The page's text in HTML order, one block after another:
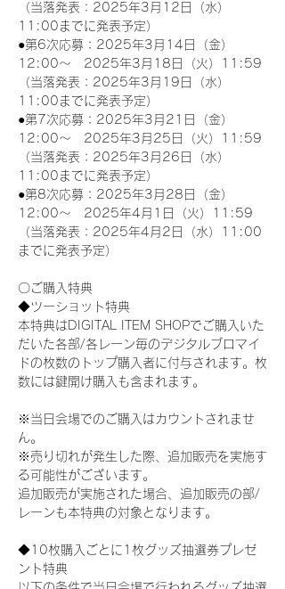
（当落発表：2025年3月12日（水）
11:00までに発表予定）
●第6次応募：2025年3月14日（金）
12:00～　2025年3月18日（火）11:59
（当落発表：2025年3月19日（水）
11:00までに発表予定）
●第7次応募：2025年3月21日（金）
12:00～　2025年3月25日（火）11:59
（当落発表：2025年3月26日（水）
11:00までに発表予定）
●第8次応募：2025年3月28日（金）
12:00～　2025年4月1日（火）11:59
（当落発表：2025年4月2日（水）11:00
までに発表予定）
〇ご購入特典
◆ツーショット特典
本特典はDIGITAL ITEM SHOPでご購入いた
だいた各部/各レーン毎のデジタルブロマイ
ドの枚数のトップ購入者に付与されます。枚
数には鍵開け購入も含まれます。
※当日会場でのご購入はカウントされませ
ん。
※売り切れが発生した際、追加販売を実施す
る可能性がございます。
追加販売が実施された場合、追加販売の部/
レーンも本特典の対象となります。
◆10枚購入ごとに1枚グッズ抽選券プレゼ
ント特典